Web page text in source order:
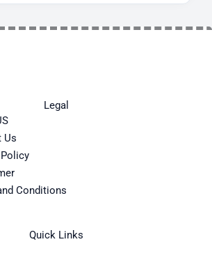
Legal
Us
Conditions
Quick Links